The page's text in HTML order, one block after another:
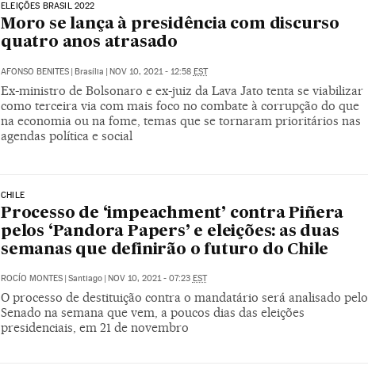
ELEIÇÕES BRASIL 2022
Moro se lança à presidência com discurso
quatro anos atrasado
AFONSO BENITES Brasília NOV 10, 2021 - 12:58 EST
Ex-ministro de Bolsonaro e ex-juiz da Lava Jato tenta se viabilizar
como terceira via com mais foco no combate à corrupção do que
na economia ou na fome, temas que se tornaram prioritários nas
agendas política e social
CHILE
Processo de ‘impeachment’ contra Piñera
pelos ‘Pandora Papers’ e eleições: as duas
semanas que definirão o futuro do Chile
ROCÍO MONTES Santiago NOV 10, 2021 - 07:23 EST
O processo de destituição contra o mandatário será analisado pelo
Senado na semana que vem, a poucos dias das eleições
presidenciais, em 21 de novembro